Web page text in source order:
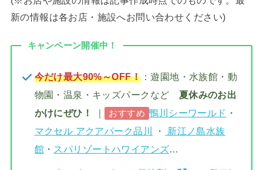
新の情報は各お店・施設へお問い合わせください)
キャンペーン開催中！
今だけ最大90%～OFF！：遊園地・水族館・動
物園・温泉・キッズパークなど 夏休みのお出
かけにぜひ！
｜ おすすめ 鴨川シーワールド ・
マクセル アクアパーク品川
・
新江ノ島水族
館 ・ スパリゾートハワイアンズ…